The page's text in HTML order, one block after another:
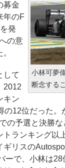
小林可夢
断念する
募金
年のF
発
の意
して
2012
キン
の12位だった。
の予選と決勝な
トランキング以
ギリスの
ーで、小林は